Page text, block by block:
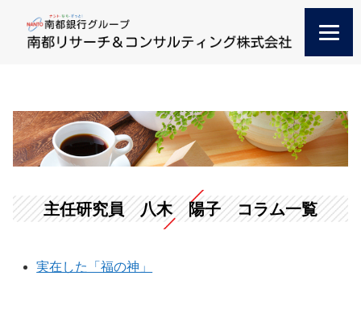
主任研究員 八木 陽子 コラム一覧
実在した「福の神」